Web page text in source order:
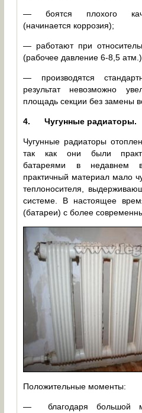
— боятся плохого
(начинается коррозия);
— работают при
(рабочее давление 6-8,5
— производятся
результат невозможно
площадь секции без замены
4.Чугунные радиаторы.
Чугунные радиаторы
так как они были
батареями в недавнем
практичный материал мало
теплоносителя,
системе. В настоящее
(батареи) с более
Положительные моменты:
— благодаря большой